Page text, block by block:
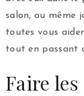
salon, ou même
toutes vous
tout en passant
Faire